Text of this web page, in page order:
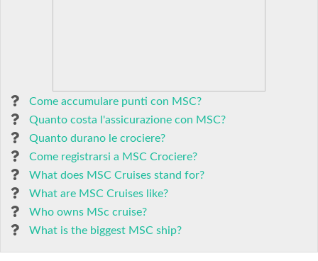
Come accumulare punti con MSC?
Quanto costa l'assicurazione con MSC?
Quanto durano le crociere?
Come registrarsi a MSC Crociere?
What does MSC Cruises stand for?
What are MSC Cruises like?
Who owns MSc cruise?
What is the biggest MSC ship?